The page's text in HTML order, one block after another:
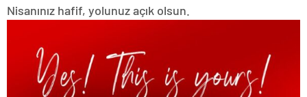
Nisanınız hafif, yolunuz açık olsun.